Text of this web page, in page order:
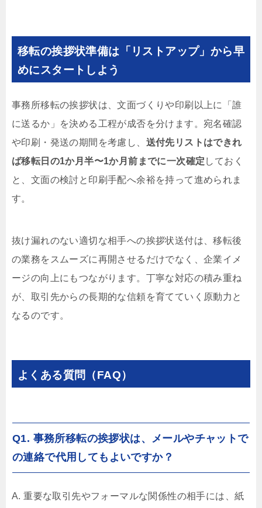
移転の挨拶状準備は「リストアップ」から早
めにスタートしよう
事務所移転の挨拶状は、文面づくりや印刷以上に「誰
に送るか」を決める工程が成否を分けます。宛名確認
や印刷・発送の期間を考慮し、 送付先リストはできれ
ば移転日の1か月半〜1か月前までに一次確定 しておく
と、文面の検討と印刷手配へ余裕を持って進められま
す。
抜け漏れのない適切な相手への挨拶状送付は、移転後
の業務をスムーズに再開させるだけでなく、企業イメ
ージの向上にもつながります。丁寧な対応の積み重ね
が、取引先からの長期的な信頼を育てていく原動力と
なるのです。
よくある質問（FAQ）
Q1. 事務所移転の挨拶状は、メールやチャットで
の連絡で代用してもよいですか？
A. 重要な取引先やフォーマルな関係性の相手には、紙